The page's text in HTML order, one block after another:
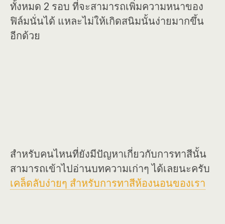
ทั้งหมด 2 รอบ ที่จะสามารถเพิ่มความหนาของ
ฟิล์มนั่นได้ แหละไม่ให้เกิดสนิมนั้นง่ายมากขึ้น
อีกด้วย
สำหรับคนไหนที่ยังมีปัญหาเกี่ยวกับการทาสีนั้น
สามารถเข้าไปอ่านบทความเก่าๆ ได้เลยนะครับ
เคล็ดลับง่ายๆ สำหรับการทาสีห้องนอนของเรา